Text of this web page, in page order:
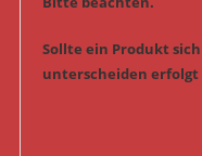
Sollte ein Produkt
unterscheiden erfolgt